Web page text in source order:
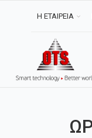
Η ΕΤΑΙΡΕΙΑ